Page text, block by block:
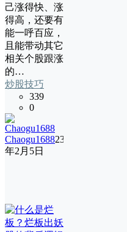
己涨得快、涨
得高，还要有
能一呼百应，
且能带动其它
相关个股跟涨
的…
炒股技巧
339
0
Chaogu168823
年2月5日